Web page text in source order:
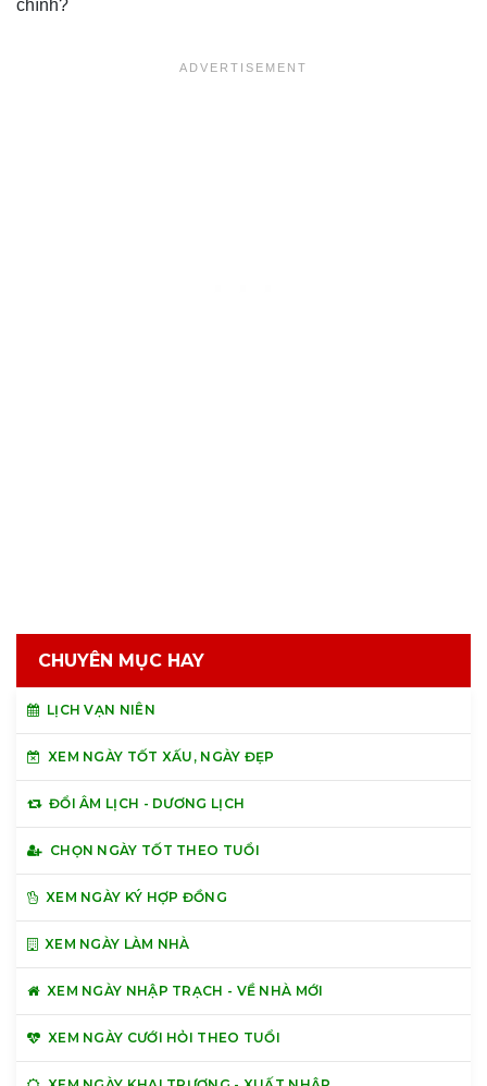
CHUYÊN MỤC HAY
LỊCH VẠN NIÊN
XEM NGÀY TỐT XẤU, NGÀY ĐẸP
ĐỔI ÂM LỊCH - DƯƠNG LỊCH
CHỌN NGÀY TỐT THEO TUỔI
XEM NGÀY KÝ HỢP ĐỒNG
XEM NGÀY LÀM NHÀ
XEM NGÀY NHẬP TRẠCH - VỀ NHÀ MỚI
XEM NGÀY CƯỚI HỎI THEO TUỔI